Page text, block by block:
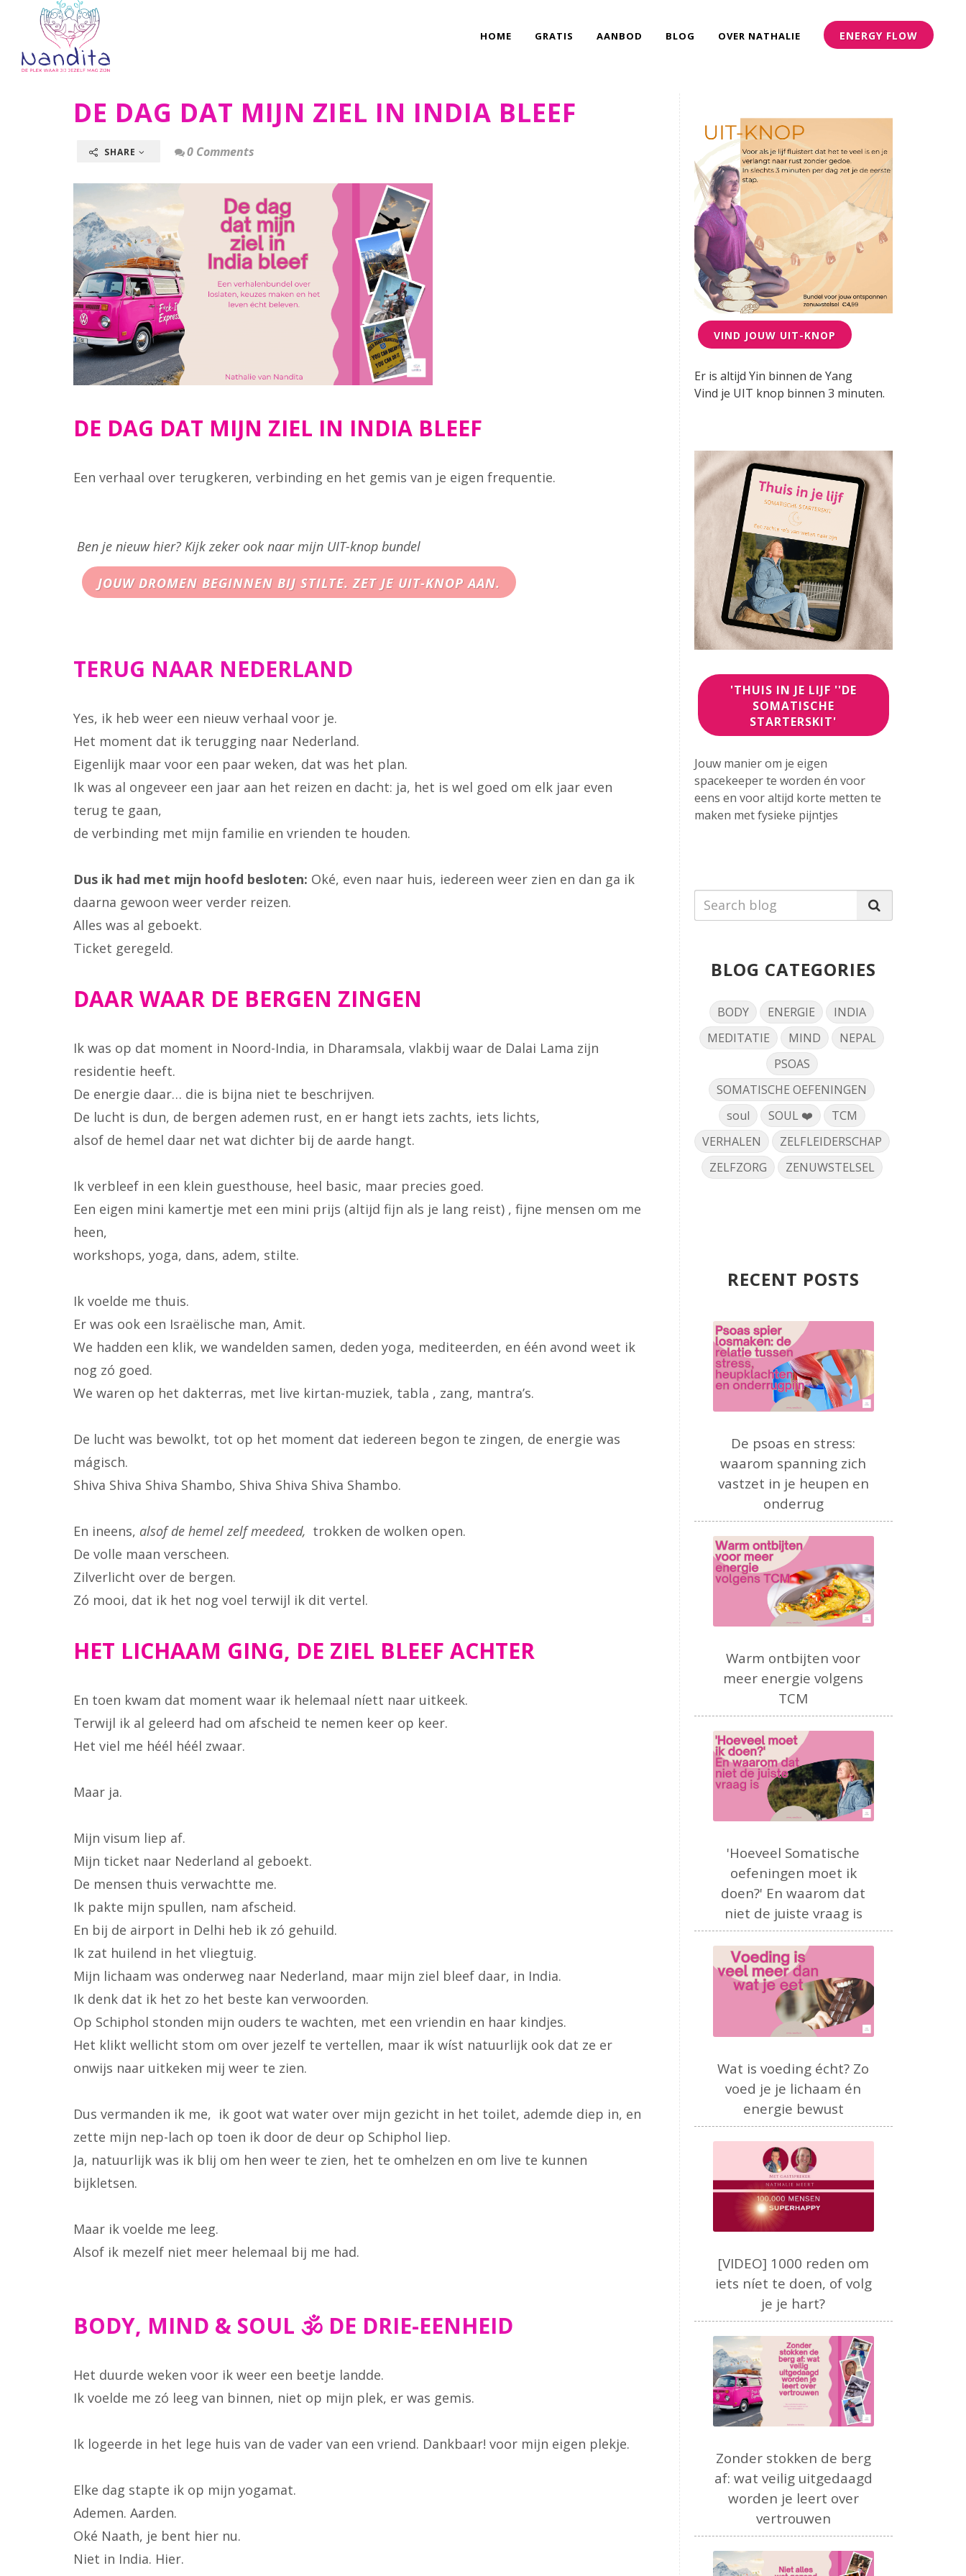
HOME GRATIS AANBOD BLOG OVER NATHALIE ENERGY FLOW
DE DAG DAT MIJN ZIEL IN INDIA BLEEF
SHARE 0 Comments
DE DAG DAT MIJN ZIEL IN INDIA BLEEF
Een verhaal over terugkeren, verbinding en het gemis van je eigen frequentie.
Ben je nieuw hier? Kijk zeker ook naar mijn UIT-knop bundel
JOUW DROMEN BEGINNEN BIJ STILTE. ZET JE UIT-KNOP AAN.
TERUG NAAR NEDERLAND
Yes, ik heb weer een nieuw verhaal voor je.
Het moment dat ik terugging naar Nederland.
Eigenlijk maar voor een paar weken, dat was het plan.
Ik was al ongeveer een jaar aan het reizen en dacht: ja, het is wel goed om elk jaar even
terug te gaan,
de verbinding met mijn familie en vrienden te houden.
Dus ik had met mijn hoofd besloten: Oké, even naar huis, iedereen weer zien en dan ga ik
daarna gewoon weer verder reizen.
Alles was al geboekt.
Ticket geregeld.
DAAR WAAR DE BERGEN ZINGEN
Ik was op dat moment in Noord-India, in Dharamsala, vlakbij waar de Dalai Lama zijn
residentie heeft.
De energie daar… die is bijna niet te beschrijven.
De lucht is dun, de bergen ademen rust, en er hangt iets zachts, iets lichts,
alsof de hemel daar net wat dichter bij de aarde hangt.
Ik verbleef in een klein guesthouse, heel basic, maar precies goed.
Een eigen mini kamertje met een mini prijs (altijd fijn als je lang reist) , fijne mensen om me
heen,
workshops, yoga, dans, adem, stilte.
Ik voelde me thuis.
Er was ook een Israëlische man, Amit.
We hadden een klik, we wandelden samen, deden yoga, mediteerden, en één avond weet ik
nog zó goed.
We waren op het dakterras, met live kirtan-muziek, tabla , zang, mantra’s.
De lucht was bewolkt, tot op het moment dat iedereen begon te zingen, de energie was
mágisch.
Shiva Shiva Shiva Shambo, Shiva Shiva Shiva Shambo.
En ineens, alsof de hemel zelf meedeed, trokken de wolken open.
De volle maan verscheen.
Zilverlicht over de bergen.
Zó mooi, dat ik het nog voel terwijl ik dit vertel.
HET LICHAAM GING, DE ZIEL BLEEF ACHTER
En toen kwam dat moment waar ik helemaal níett naar uitkeek.
Terwijl ik al geleerd had om afscheid te nemen keer op keer.
Het viel me héél héél zwaar.
Maar ja.
Mijn visum liep af.
Mijn ticket naar Nederland al geboekt.
De mensen thuis verwachtte me.
Ik pakte mijn spullen, nam afscheid.
En bij de airport in Delhi heb ik zó gehuild.
Ik zat huilend in het vliegtuig.
Mijn lichaam was onderweg naar Nederland, maar mijn ziel bleef daar, in India.
Ik denk dat ik het zo het beste kan verwoorden.
Op Schiphol stonden mijn ouders te wachten, met een vriendin en haar kindjes.
Het klikt wellicht stom om over jezelf te vertellen, maar ik wíst natuurlijk ook dat ze er
onwijs naar uitkeken mij weer te zien.
Dus vermanden ik me, ik goot wat water over mijn gezicht in het toilet, ademde diep in, en
zette mijn nep-lach op toen ik door de deur op Schiphol liep.
Ja, natuurlijk was ik blij om hen weer te zien, het te omhelzen en om live te kunnen
bijkletsen.
Maar ik voelde me leeg.
Alsof ik mezelf niet meer helemaal bij me had.
BODY, MIND & SOUL 🕉️ DE DRIE-EENHEID
Het duurde weken voor ik weer een beetje landde.
Ik voelde me zó leeg van binnen, niet op mijn plek, er was gemis.
Ik logeerde in het lege huis van de vader van een vriend. Dankbaar! voor mijn eigen plekje.
Elke dag stapte ik op mijn yogamat.
Ademen. Aarden.
Oké Naath, je bent hier nu.
Niet in India. Hier.
VIND JOUW UIT-KNOP
Er is altijd Yin binnen de Yang
Vind je UIT knop binnen 3 minuten.
'THUIS IN JE LIJF ''DE
SOMATISCHE
STARTERSKIT'
Jouw manier om je eigen
spacekeeper te worden én voor
eens en voor altijd korte metten te
maken met fysieke pijntjes
BLOG CATEGORIES
BODY ENERGIE
INDIA
MEDITATIE
MIND
NEPAL
PSOAS
SOMATISCHE OEFENINGEN
soul
SOUL ❤️
TCM
VERHALEN
ZELFLEIDERSCHAP
ZELFZORG
ZENUWSTELSEL
RECENT POSTS
De psoas en stress:
waarom spanning zich
vastzet in je heupen en
onderrug
Warm ontbijten voor
meer energie volgens
TCM
'Hoeveel Somatische
oefeningen moet ik
doen?' En waarom dat
niet de juiste vraag is
Wat is voeding écht? Zo
voed je je lichaam én
energie bewust
[VIDEO] 1000 reden om
iets níet te doen, of volg
je je hart?
Zonder stokken de berg
af: wat veilig uitgedaagd
worden je leert over
vertrouwen